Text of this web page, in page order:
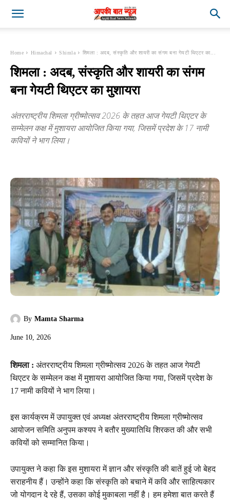
Home Himachal Shimla शिमला : अदब, संस्कृति और शायरी का संगम बना गेयटी थिएटर का...
शिमला : अदब, संस्कृति और शायरी का संगम
बना गेयटी थिएटर का मुशायरा
अंतरराष्ट्रीय शिमला ग्रीष्मोत्सव 2026 के तहत आज गेयटी थिएटर के
सम्मेलन कक्ष में मुशायरा आयोजित किया गया, जिसमें प्रदेश के 17 नामी
कवियों ने भाग लिया।
By Mamta Sharma
June 10, 2026
शिमला : अंतरराष्ट्रीय शिमला ग्रीष्मोत्सव 2026 के तहत आज गेयटी
थिएटर के सम्मेलन कक्ष में मुशायरा आयोजित किया गया, जिसमें प्रदेश के
17 नामी कवियों ने भाग लिया।
इस कार्यक्रम में उपायुक्त एवं अध्यक्ष अंतरराष्ट्रीय शिमला ग्रीष्मोत्सव
आयोजन समिति अनुपम कश्यप ने बतौर मुख्यातिथि शिरकत की और सभी
कवियों को सम्मानित किया।
उपायुक्त ने कहा कि इस मुशायरा में ज्ञान और संस्कृति की बातें हुई जो बेहद
सराहनीय हैं। उन्होंने कहा कि संस्कृति को बचाने में कवि और साहित्यकार
जो योगदान दे रहे हैं, उसका कोई मुकाबला नहीं है। हम हमेशा बात करते हैं